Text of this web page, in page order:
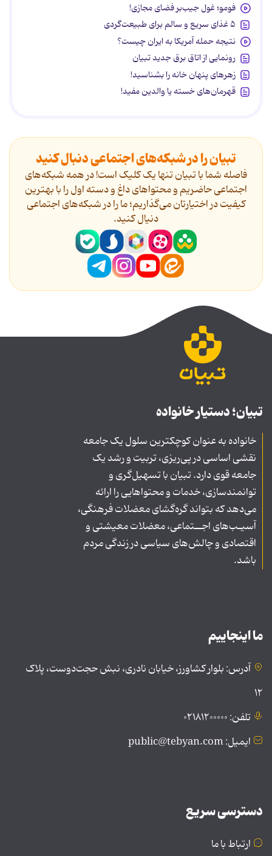
فومو؛ غول جیب‌بر فضای مجازی!
۵ غذای سریع و سالم برای طبیعت‌گردی
نتیجه حمله آمریکا به ایران چیست؟
رونمایی از اتاق برق جدید تبیان
زهرهای پنهان خانه را بشناسید!
قهرمان‌های خسته یا والدین مفید!
تبیان را در شبکه‌های اجتماعی دنبال کنید
فاصله شما با تبیان تنها یک کلیک است! در همه شبکه‌های
اجتماعی حاضریم و محتواهای داغ و دسته اول را با بهترین
کیفیت در اختیارتان می‌گذاریم؛ ما را در شبکه‌های اجتماعی
دنیال کنید.
تبیان؛ دستیار خانواده
خانواده به عنوان کوچکترین سلول یک جامعه
نقشی اساسی در پی‌ریزی، تربیت و رشد یک
جامعه قوی دارد. تبیان با تسهیل‌گری و
توانمندسازی، خدمات و محتواهایی را ارائه
می‌دهد که بتواند گره‌گشای معضلات فرهنگی،
آسیـب‌های اجــتماعی، معضلات معیشتی و
اقتصادی و چالش‌های سیاسی در زندگی مردم
باشد.
ما اینجاییم
آدرس: بلوار کشاورز، خیابان نادری، نبش حجت‌دوست، پلاک
۱۲
تلفن: ۰۲۱۸۱۲۰۰۰۰۰
ایمیل: public@tebyan.com
دسترسی سریع
ارتباط با ما